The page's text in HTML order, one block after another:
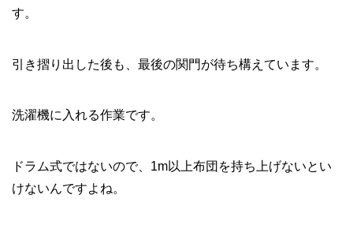
す。
引き摺り出した後も、最後の関門が待ち構えています。
洗濯機に入れる作業です。
ドラム式ではないので、1m以上布団を持ち上げないとい
けないんですよね。